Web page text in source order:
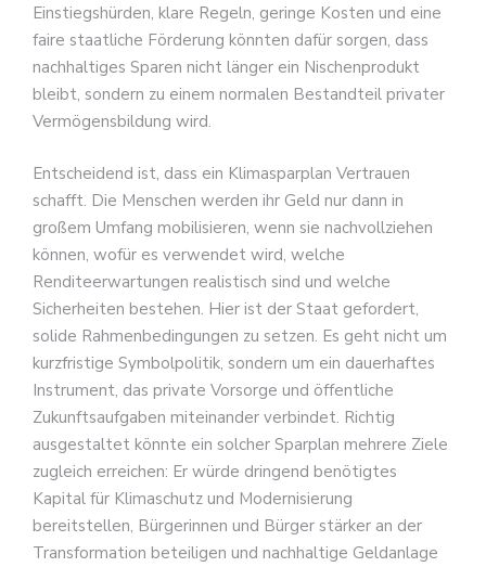
Einstiegshürden, klare Regeln, geringe Kosten und eine
faire staatliche Förderung könnten dafür sorgen, dass
nachhaltiges Sparen nicht länger ein Nischenprodukt
bleibt, sondern zu einem normalen Bestandteil privater
Vermögensbildung wird.
Entscheidend ist, dass ein Klimasparplan Vertrauen
schafft. Die Menschen werden ihr Geld nur dann in
großem Umfang mobilisieren, wenn sie nachvollziehen
können, wofür es verwendet wird, welche
Renditeerwartungen realistisch sind und welche
Sicherheiten bestehen. Hier ist der Staat gefordert,
solide Rahmenbedingungen zu setzen. Es geht nicht um
kurzfristige Symbolpolitik, sondern um ein dauerhaftes
Instrument, das private Vorsorge und öffentliche
Zukunftsaufgaben miteinander verbindet. Richtig
ausgestaltet könnte ein solcher Sparplan mehrere Ziele
zugleich erreichen: Er würde dringend benötigtes
Kapital für Klimaschutz und Modernisierung
bereitstellen, Bürgerinnen und Bürger stärker an der
Transformation beteiligen und nachhaltige Geldanlage